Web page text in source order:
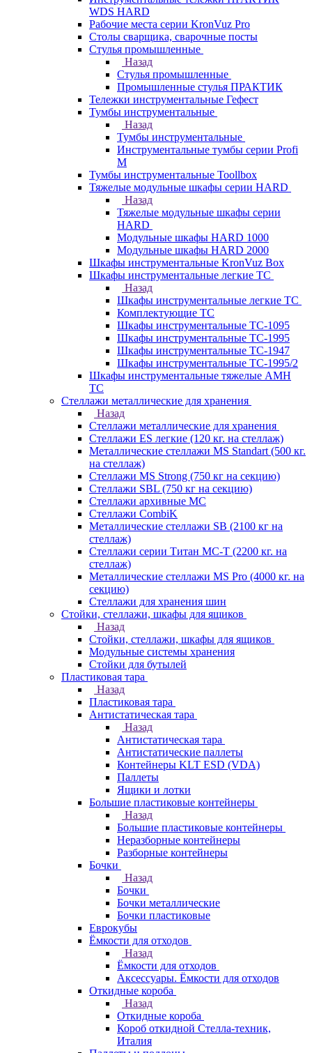
WDS HARD
Рабочие места серии KronVuz Pro
Столы сварщика, сварочные посты
Стулья промышленные
Назад
Стулья промышленные
Промышленные стулья ПРАКТИК
Тележки инструментальные Гефест
Тумбы инструментальные
Назад
Тумбы инструментальные
Инструментальные тумбы серии Profi
M
Тумбы инструментальные Toollbox
Тяжелые модульные шкафы серии HARD
Назад
Тяжелые модульные шкафы серии
HARD
Модульные шкафы HARD 1000
Модульные шкафы HARD 2000
Шкафы инструментальные KronVuz Box
Шкафы инструментальные легкие ТС
Назад
Шкафы инструментальные легкие ТС
Комплектующие ТС
Шкафы инструментальные TC-1095
Шкафы инструментальные TC-1995
Шкафы инструментальные ТС-1947
Шкафы инструментальные ТС-1995/2
Шкафы инструментальные тяжелые AMH
TC
Стеллажи металлические для хранения
Назад
Стеллажи металлические для хранения
Стеллажи ES легкие (120 кг. на стеллаж)
Металлические стеллажи MS Standart (500 кг.
на стеллаж)
Стеллажи MS Strong (750 кг на секцию)
Стеллажи SBL (750 кг на секцию)
Стеллажи архивные МС
Стеллажи CombiK
Металлические стеллажи SB (2100 кг на
стеллаж)
Стеллажи серии Титан МС-Т (2200 кг. на
стеллаж)
Металлические стеллажи MS Pro (4000 кг. на
секцию)
Стеллажи для хранения шин
Стойки, стеллажи, шкафы для ящиков
Назад
Стойки, стеллажи, шкафы для ящиков
Модульные системы хранения
Стойки для бутылей
Пластиковая тара
Назад
Пластиковая тара
Антистатическая тара
Назад
Антистатическая тара
Антистатические паллеты
Контейнеры KLT ESD (VDA)
Паллеты
Ящики и лотки
Большие пластиковые контейнеры
Назад
Большие пластиковые контейнеры
Неразборные контейнеры
Разборные контейнеры
Бочки
Назад
Бочки
Бочки металлические
Бочки пластиковые
Еврокубы
Ёмкости для отходов
Назад
Ёмкости для отходов
Аксессуары. Ёмкости для отходов
Откидные короба
Назад
Откидные короба
Короб откидной Стелла-техник,
Италия